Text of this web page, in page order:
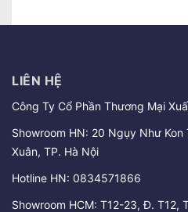
LIÊN HỆ
Công Ty Cổ Phần Thương Mại
Showroom HN: 20 Ngụy Như Kon
Xuân, TP. Hà Nội
Hotline HN: 0834571866
Showroom HCM: T12-23, Đ. T12,